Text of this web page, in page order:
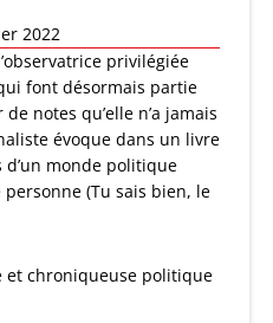
2022
privilégiée
font désormais partie
notes qu’elle n’a jamais
évoque dans un livre
d’un monde politique
(Tu sais bien, le
et chroniqueuse politique